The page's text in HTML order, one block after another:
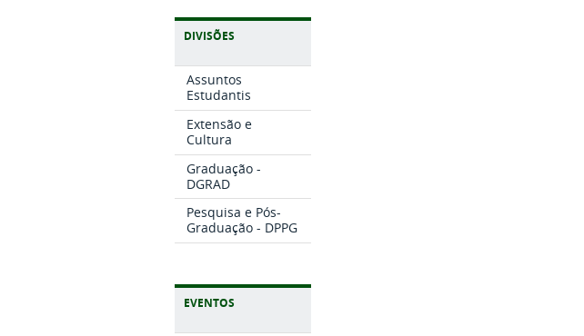
DIVISÕES
Assuntos
Estudantis
Extensão e
Cultura
Graduação -
DGRAD
Pesquisa e Pós-
Graduação - DPPG
EVENTOS